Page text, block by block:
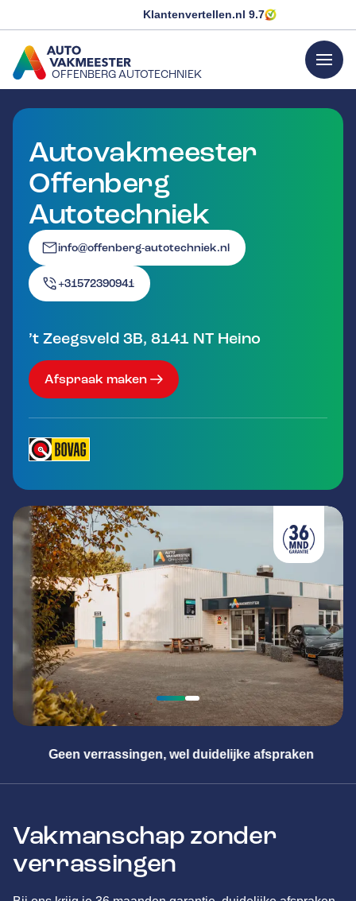
Klantenvertellen.nl 9.7
OFFENBERG AUTOTECHNIEK
GA NAAR DE HOMEPAGINA
menu
Autovakmeester
Offenberg
Autotechniek
info@offenberg-autotechniek.nl
+31572390941
’t Zeegsveld 3B, 8141 NT Heino
Afspraak maken
Meester in alle merken
Vakmanschap zonder
verrassingen